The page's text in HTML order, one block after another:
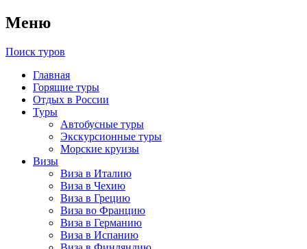
Меню
Поиск туров
Главная
Горящие туры
Отдых в России
Туры
Автобусные туры
Экскурсионные туры
Морские круизы
Визы
Виза в Италию
Виза в Чехию
Виза в Грецию
Виза во Францию
Виза в Германию
Виза в Испанию